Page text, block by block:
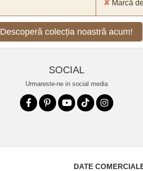
✘ Marcă
Descoperă colecția noastră acum!
SOCIAL
Urmareste-ne in social media
DATE